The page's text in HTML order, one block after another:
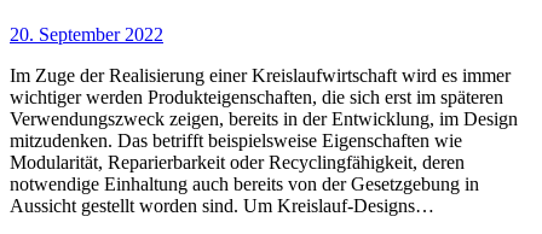
20. September 2022
Im Zuge der Realisierung einer Kreislaufwirtschaft wird es immer
wichtiger werden Produkteigenschaften, die sich erst im späteren
Verwendungszweck zeigen, bereits in der Entwicklung, im Design
mitzudenken. Das betrifft beispielsweise Eigenschaften wie
Modularität, Reparierbarkeit oder Recyclingfähigkeit, deren
notwendige Einhaltung auch bereits von der Gesetzgebung in
Aussicht gestellt worden sind. Um Kreislauf-Designs…